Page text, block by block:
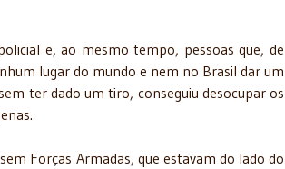
e, ao mesmo tempo, pessoas que, de
lugar do mundo e nem no Brasil dar um
ter dado um tiro, conseguiu desocupar os
Forças Armadas, que estavam do lado do